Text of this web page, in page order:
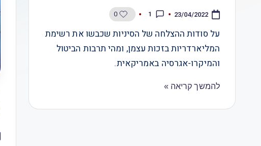
23/04/2022
1
0
על סודות ההצלחה של הסיניות שכבשו את רשימת
המליארדריות בזכות עצמן, ומהי תרבות הביטול
והמיקרו-אגרסיה באמריקאית.
להמשך קריאה »